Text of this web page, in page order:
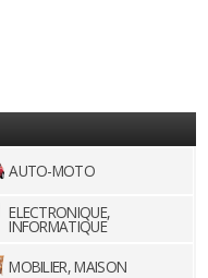
AUTO-MOTO
ELECTRONIQUE,
INFORMATIQUE
MOBILIER, MAISON